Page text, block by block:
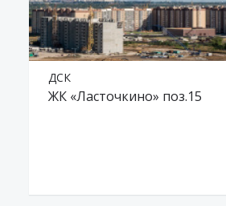
ДСК
ЖК «Ласточкино» поз.15